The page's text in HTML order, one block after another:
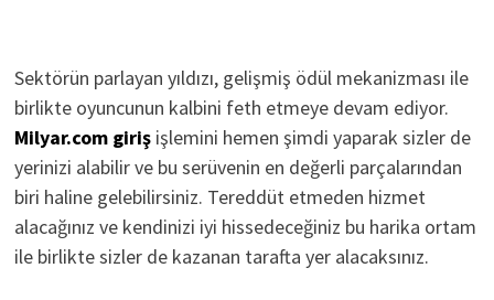
Sektörün parlayan yıldızı, gelişmiş ödül mekanizması ile
birlikte oyuncunun kalbini feth etmeye devam ediyor.
Milyar.com giriş işlemini hemen şimdi yaparak sizler de
yerinizi alabilir ve bu serüvenin en değerli parçalarından
biri haline gelebilirsiniz. Tereddüt etmeden hizmet
alacağınız ve kendinizi iyi hissedeceğiniz bu harika ortam
ile birlikte sizler de kazanan tarafta yer alacaksınız.